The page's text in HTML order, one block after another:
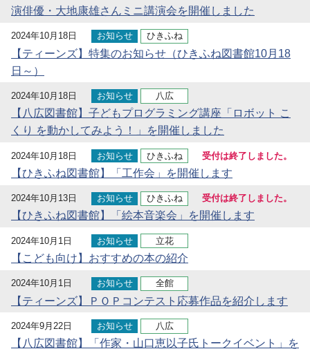
演俳優・大地康雄さんミニ講演会を開催しました
2024年10月18日 お知らせ ひきふね
【ティーンズ】特集のお知らせ（ひきふね図書館10月18
日～）
2024年10月18日 お知らせ 八広
【八広図書館】子どもプログラミング講座「ロボット こ
くり を動かしてみよう！」を開催しました
2024年10月18日 お知らせ ひきふね 受付は終了しました。
【ひきふね図書館】「工作会」を開催します
2024年10月13日 お知らせ ひきふね 受付は終了しました。
【ひきふね図書館】「絵本音楽会」を開催します
2024年10月1日 お知らせ 立花
【こども向け】おすすめの本の紹介
2024年10月1日 お知らせ 全館
【ティーンズ】ＰＯＰコンテスト応募作品を紹介します
2024年9月22日 お知らせ 八広
【八広図書館】「作家・山口恵以子氏トークイベント」を